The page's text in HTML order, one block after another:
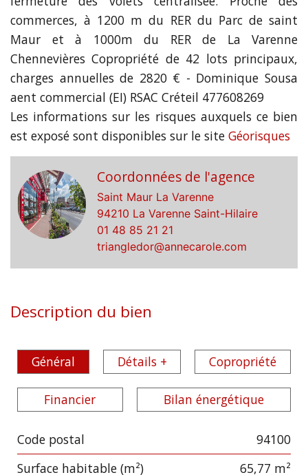
commerces, à 1200 m du RER du Parc de saint
Maur et à 1000m du RER de La Varenne
Chennevières Copropriété de 42 lots principaux,
charges annuelles de 2820 € - Dominique Sousa
aent commercial (EI) RSAC Créteil 477608269
Les informations sur les risques auxquels ce bien
est exposé sont disponibles sur le site Géorisques
Coordonnées de l'agence
Saint Maur La Varenne
94210 La Varenne Saint-Hilaire
01 48 85 21 21
triangledor@annecarole.com
Description du bien
Général Détails + Copropriété
Financier Bilan énergétique
Label Value
Code postal
94100
Surface habitable (m²)
65,77 m²